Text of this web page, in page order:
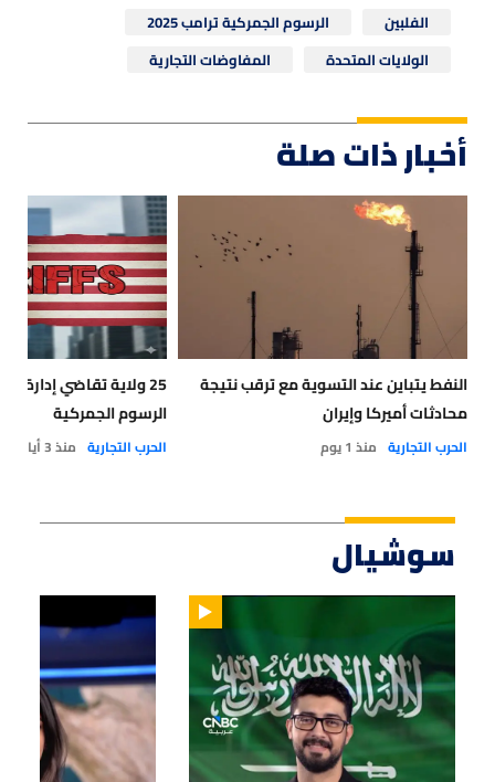
الفلبين
الرسوم الجمركية ترامب 2025
الولايات المتحدة
المفاوضات التجارية
أخبار ذات صلة
النفط يتباين عند التسوية مع ترقب نتيجة
محادثات أميركا وإيران
الحرب التجارية منذ 1 يوم
25 ولاية تقاضي إدارة
الرسوم الجمركية
الحرب التجارية منذ 3 أيام
سوشيال